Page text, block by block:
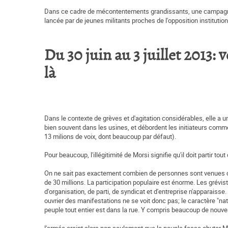
Dans ce cadre de mécontentements grandissants, une
lancée par de jeunes militants proches de l'opposition
Du 30 juin au 3 juillet 2013:
là
Dans le contexte de grèves et d'agitation considérables, elle a
bien souvent dans les usines, et débordent les initiateurs
13 milions de voix, dont beaucoup par défaut).
Pour beaucoup, l'illégitimité de Morsi signifie qu'il doit partir
On ne sait pas exactement combien de personnes sont
de 30 millions. La participation populaire est énorme. Les
d'organisation, de parti, de syndicat et d'entreprise
ouvrier des manifestations ne se voit donc pas; le caractère
peuple tout entier est dans la rue. Y compris beaucoup de